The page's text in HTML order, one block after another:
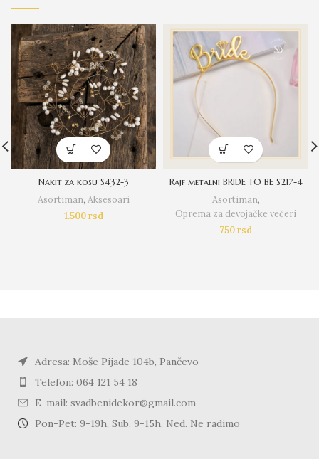
Nakit za kosu S432-3
Asortiman, Aksesoari
1.500rsd
Rajf metalni BRIDE TO BE S217-4
Asortiman,
Oprema za devojačke večeri
750rsd
Adresa: Moše Pijade 104b, Pančevo
Telefon: 064 121 54 18
E-mail: svadbenidekor@gmail.com
Pon-Pet: 9-19h, Sub. 9-15h, Ned. Ne radimo